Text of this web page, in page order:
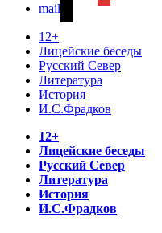
mail
12+
Лицейские беседы
Русский Север
Литература
История
И.С.Фрадков
12+
Лицейские беседы
Русский Север
Литература
История
И.С.Фрадков